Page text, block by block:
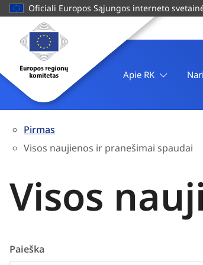
turinįOficiali Europos Sąjungos interneto
Svetainė
Europos
regionų
komitetas
Apie RK
Pirmas
Visos naujienos ir pranešimai spaudai
Visos
Search
Paieška